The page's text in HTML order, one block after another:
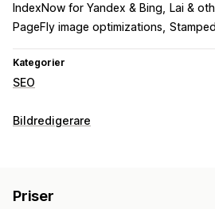
IndexNow for Yandex & Bing
Lai &
PageFly image optimizations
Kategorier
SEO
SEO-verktyg
Omdirigeringar
Bildredigerare
Kvalitetskontroll
Priser